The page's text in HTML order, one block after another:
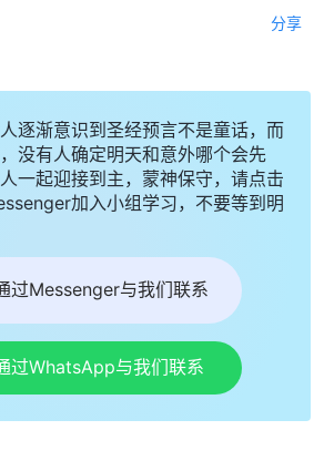
分享
逐渐意识到圣经预言不是童话，而
没有人确定明天和意外哪个会先
一起迎接到主，蒙神保守，请点击
加入小组学习，不要等到明
过Messenger与我们联系
过WhatsApp与我们联系